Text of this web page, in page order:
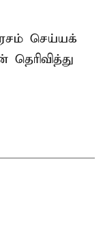
செய்யக்
தெரிவித்து